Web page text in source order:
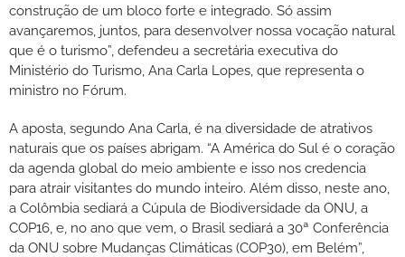
construção de um bloco forte e integrado. Só assim
avançaremos, juntos, para desenvolver nossa vocação natural
que é o turismo”, defendeu a secretária executiva do
Ministério do Turismo, Ana Carla Lopes, que representa o
ministro no Fórum.
A aposta, segundo Ana Carla, é na diversidade de atrativos
naturais que os países abrigam. “A América do Sul é o coração
da agenda global do meio ambiente e isso nos credencia
para atrair visitantes do mundo inteiro. Além disso, neste ano,
a Colômbia sediará a Cúpula de Biodiversidade da ONU, a
COP16, e, no ano que vem, o Brasil sediará a 30ª Conferência
da ONU sobre Mudanças Climáticas (COP30), em Belém”,